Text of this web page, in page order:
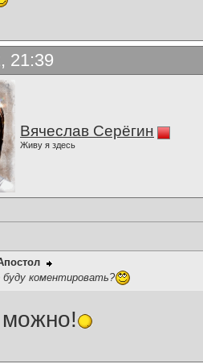
21:39
Вячеслав Серёгин
Живу я здесь
коментировать?